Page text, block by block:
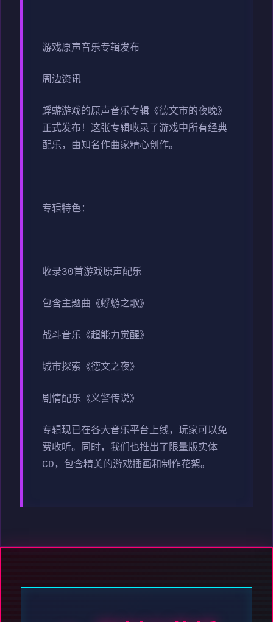
游戏原声音乐专辑发布
周边资讯
蜉蝣游戏的原声音乐专辑《德文市的夜晚》
正式发布！这张专辑收录了游戏中所有经典
配乐，由知名作曲家精心创作。
专辑特色：
收录30首游戏原声配乐
包含主题曲《蜉蝣之歌》
战斗音乐《超能力觉醒》
城市探索《德文之夜》
剧情配乐《义警传说》
专辑现已在各大音乐平台上线，玩家可以免
费收听。同时，我们也推出了限量版实体
CD，包含精美的游戏插画和制作花絮。